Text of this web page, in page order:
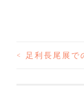
投
< 足利長尾展で